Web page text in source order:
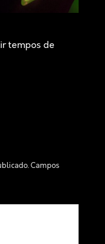
tempos de
Campos